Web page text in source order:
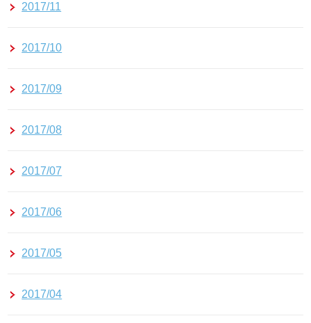
2017/11
2017/10
2017/09
2017/08
2017/07
2017/06
2017/05
2017/04